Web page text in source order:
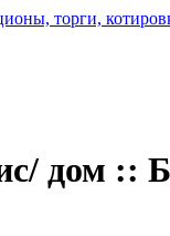
торги,
дом ::